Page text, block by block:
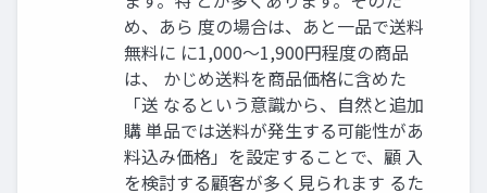
め、あら 度の場合は、あと一品で送料
無料に に1,000〜1,900円程度の商品
は、 かじめ送料を商品価格に含めた
「送 なるという意識から、自然と追加
購 単品では送料が発生する可能性があ
料込み価格」を設定することで、顧 入
を検討する顧客が多く見られます るた